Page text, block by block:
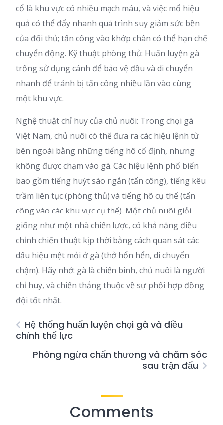
cổ là khu vực có nhiều mạch máu, và việc mổ hiệu
quả có thể đẩy nhanh quá trình suy giảm sức bền
của đối thủ; tấn công vào khớp chân có thể hạn chế
chuyển động. Kỹ thuật phòng thủ: Huấn luyện gà
trống sử dụng cánh để bảo vệ đầu và di chuyển
nhanh để tránh bị tấn công nhiều lần vào cùng
một khu vực.
Nghệ thuật chỉ huy của chủ nuôi: Trong chọi gà
Việt Nam, chủ nuôi có thể đưa ra các hiệu lệnh từ
bên ngoài bằng những tiếng hô cố định, nhưng
không được chạm vào gà. Các hiệu lệnh phổ biến
bao gồm tiếng huýt sáo ngắn (tấn công), tiếng kêu
trầm liên tục (phòng thủ) và tiếng hô cụ thể (tấn
công vào các khu vực cụ thể). Một chủ nuôi giỏi
giống như một nhà chiến lược, có khả năng điều
chỉnh chiến thuật kịp thời bằng cách quan sát các
dấu hiệu mệt mỏi ở gà (thở hổn hển, di chuyển
chậm). Hãy nhớ: gà là chiến binh, chủ nuôi là người
chỉ huy, và chiến thắng thuộc về sự phối hợp đồng
đội tốt nhất.
Hệ thống huấn luyện chọi gà và điều
chỉnh thể lực
Phòng ngừa chấn thương và chăm sóc
sau trận đấu
Comments